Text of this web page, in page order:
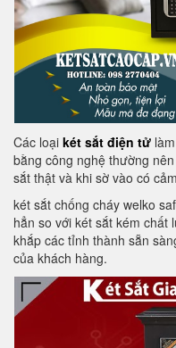
Các loại két sắt điện tử
bằng công nghệ thường
sắt thật và khi sờ vào có
két sắt chống cháy welko
hẳn so với két sắt kém chất
khắp các tỉnh thành sẵn
của khách hàng.